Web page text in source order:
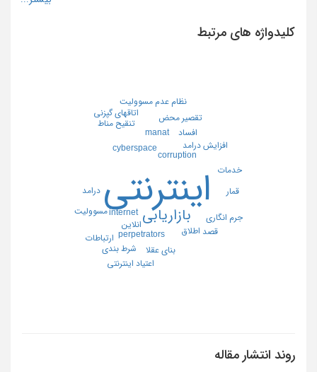
کلیدواژه های مرتبط
اينترنتي
بازاريابي
corruption
cyberspace
internet
manat
perpetrators اطلاق
افزايش درامد
افساد
انلاين
بناي عقلا
تقصير محض
تنقيح مناط
جرم انگاري
خدمات
درامد
شرط بندي
قصد
قمار
مسووليت
نظام عدم مسووليت
اتاقهاي گپزني
ارتباطات
اعتياد اينترنتي
روند انتشار مقاله